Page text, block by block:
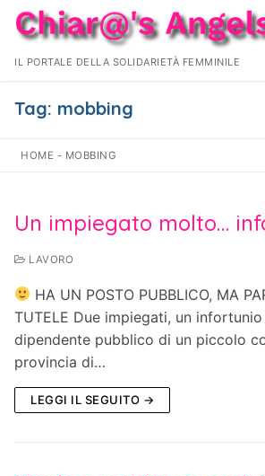
Vai
contenuto
IL PORTALE DELLA SOLIDARIETÀ FEMMINILE
Tag: mobbing
HOME - MOBBING
Un impiegato molto…
LAVORO
HA UN POSTO PUBBLICO, MA
TUTELE Due impiegati, un
dipendente pubblico di un piccolo
provincia di…
LEGGI IL SEGUITO →